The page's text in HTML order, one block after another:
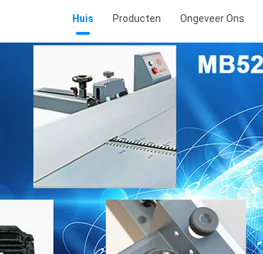
Huis Producten Ongeveer Ons